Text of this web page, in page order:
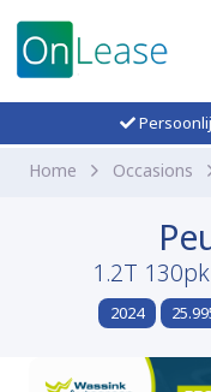
Home Occasions
1.2T
2024